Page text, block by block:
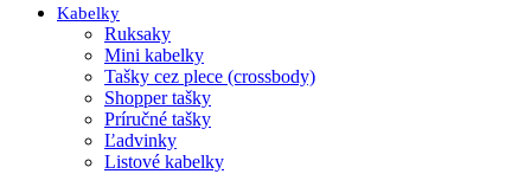
Kabelky
Ruksaky
Mini kabelky
Tašky cez plece (crossbody)
Shopper tašky
Príručné tašky
Ľadvinky
Listové kabelky